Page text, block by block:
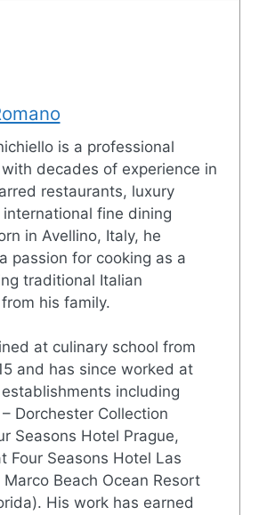
is a professional
decades of experience in
restaurants, luxury
fine dining
in Avellino, Italy, he
passion for cooking as a
traditional Italian
his family.
at culinary school from
and has since worked at
including
Dorchester Collection
Seasons Hotel Prague,
Four Seasons Hotel Las
Beach Ocean Resort
His work has earned